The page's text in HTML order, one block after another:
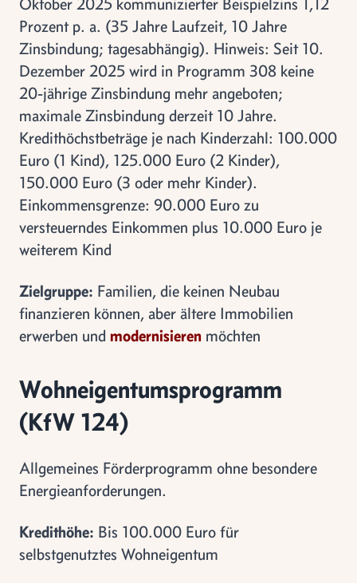
Prozent p. a. (35 Jahre Laufzeit, 10 Jahre
Zinsbindung; tagesabhängig). Hinweis: Seit 10.
Dezember 2025 wird in Programm 308 keine
20-jährige Zinsbindung mehr angeboten;
maximale Zinsbindung derzeit 10 Jahre.
Kredithöchstbeträge je nach Kinderzahl: 100.000
Euro (1 Kind), 125.000 Euro (2 Kinder),
150.000 Euro (3 oder mehr Kinder).
Einkommensgrenze: 90.000 Euro zu
versteuerndes Einkommen plus 10.000 Euro je
weiterem Kind
Zielgruppe: Familien, die keinen Neubau
finanzieren können, aber ältere Immobilien
erwerben und modernisieren möchten
Wohneigentumsprogramm
(KfW 124)
Allgemeines Förderprogramm ohne besondere
Energieanforderungen.
Kredithöhe: Bis 100.000 Euro für
selbstgenutztes Wohneigentum